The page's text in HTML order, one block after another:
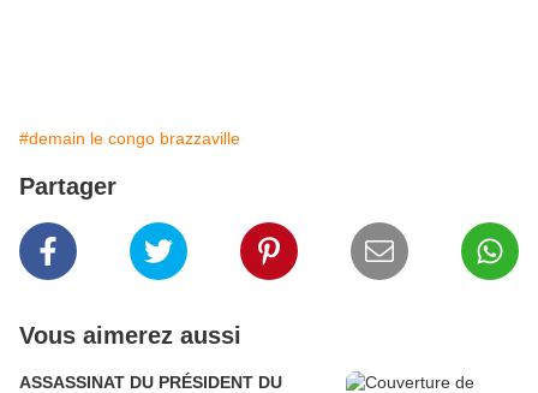
#demain le congo brazzaville
Partager
Vous aimerez aussi
ASSASSINAT DU PRÉSIDENT DU